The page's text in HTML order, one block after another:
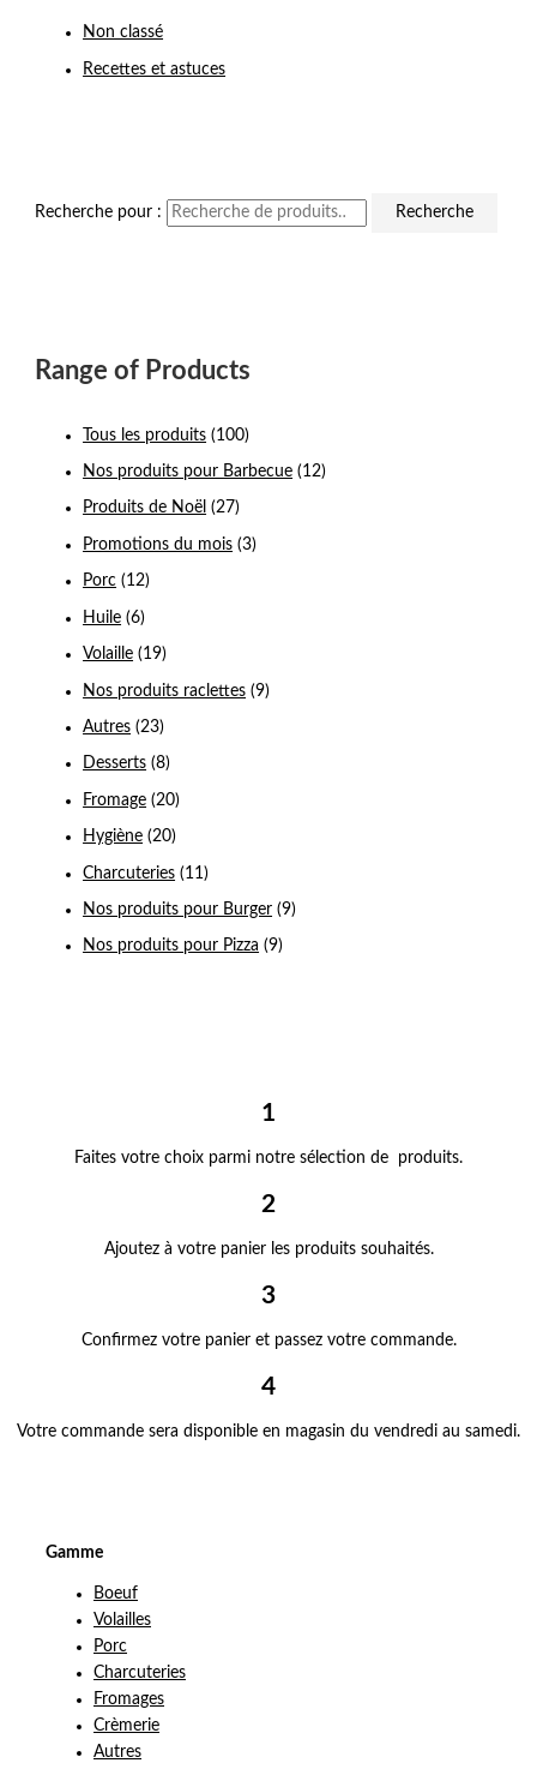
Non classé
Recettes et astuces
Recherche pour : Recherche
Range of Products
Tous les produits (100)
Nos produits pour Barbecue (12)
Produits de Noël (27)
Promotions du mois (3)
Porc (12)
Huile (6)
Volaille (19)
Nos produits raclettes (9)
Autres (23)
Desserts (8)
Fromage (20)
Hygiène (20)
Charcuteries (11)
Nos produits pour Burger (9)
Nos produits pour Pizza (9)
1
Faites votre choix parmi notre sélection de produits.
2
Ajoutez à votre panier les produits souhaités.
3
Confirmez votre panier et passez votre commande.
4
Votre commande sera disponible en magasin du vendredi au samedi.
Gamme
Boeuf
Volailles
Porc
Charcuteries
Fromages
Crèmerie
Autres